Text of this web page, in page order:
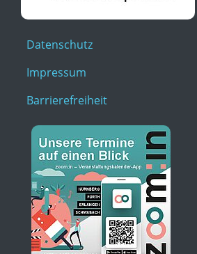
Datenschutz
Impressum
Barrierefreiheit